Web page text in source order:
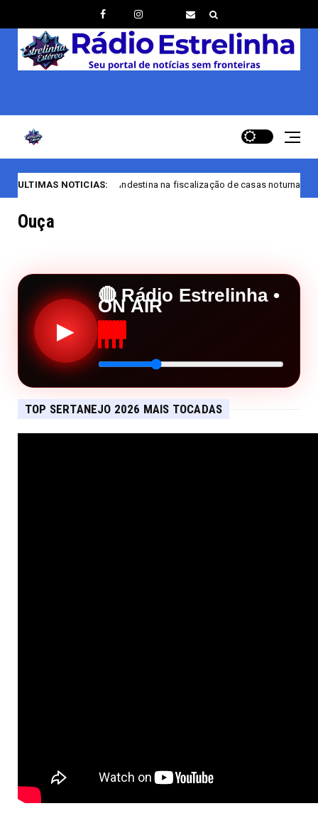
ULTIMAS NOTICIAS:
na fiscalização de casas noturnas de Manaus/AM
Ouça
▶
🔴 Rádio Estrelinha •
ON AIR
TOP SERTANEJO 2026 MAIS TOCADAS